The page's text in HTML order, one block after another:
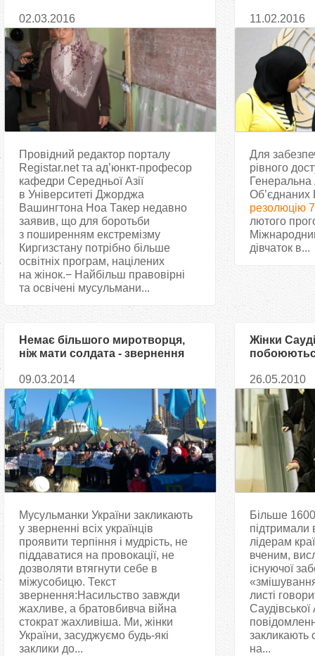
02.03.2016
Провідний редактор порталу
Registar.net та ад’юнкт-професор
кафедри Середньої Азії
в Університеті Джорджа
Вашингтона Ноа Такер недавно
заявив, що для боротьби
з поширенням екстремізму
Киргизстану потрібно більше
освітніх програм, націлених
на жінок.− Найбільш правовірні
та освічені мусульмани...
11.02.2016
Для
рівного
Генеральна
Об’єднаних
резолюцію
лютого
дівчаток в...
Немає більшого миротворця,
ніж мати солдата - звернення
09.03.2014
Мусульманки України закликають
у зверненні всіх українців
проявити терпіння і мудрість, не
піддаватися на провокації, не
дозволяти втягнути себе в
міжусобицю. Текст
звернення:Насильство завжди
жахливе, а братовбивча війна
стократ жахливіша. Ми, жінки
України, засуджуємо будь-які
заклики до...
Жінки
26.05.2010
Більше 1600
підтримали
лідерам
вченим,
існуючої
листі
Саудівської
закликають
на...